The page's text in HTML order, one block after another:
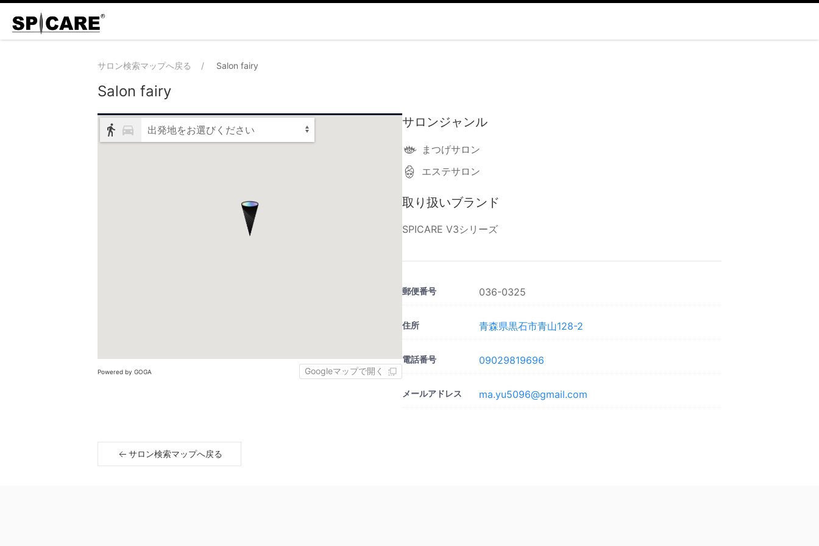
サロン検索マップへ戻る Salon fairy
Salon fairy
出発地をお選びください
Powered by GOGA Googleマップで開く
サロンジャンル
まつげサロン
エステサロン
取り扱いブランド
SPICARE V3シリーズ
郵便番号 036-0325
住所 青森県黒石市青山128-2
電話番号 09029819696
メールアドレス ma.yu5096@gmail.com
サロン検索マップへ戻る